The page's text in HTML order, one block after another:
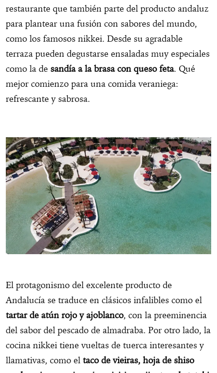
restaurante que también parte del producto andaluz
para plantear una fusión con sabores del mundo,
como los famosos nikkei. Desde su agradable
terraza pueden degustarse ensaladas muy especiales
como la de sandía a la brasa con queso feta. Qué
mejor comienzo para una comida veraniega:
refrescante y sabrosa.
El protagonismo del excelente producto de
Andalucía se traduce en clásicos infalibles como el
tartar de atún rojo y ajoblanco, con la preeminencia
del sabor del pescado de almadraba. Por otro lado, la
cocina nikkei tiene vueltas de tuerca interesantes y
llamativas, como el taco de vieiras, hoja de shiso